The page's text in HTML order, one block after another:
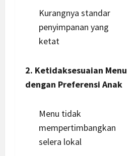
Kurangnya standar
penyimpanan yang
ketat
2. Ketidaksesuaian Menu
dengan Preferensi Anak
Menu tidak
mempertimbangkan
selera lokal